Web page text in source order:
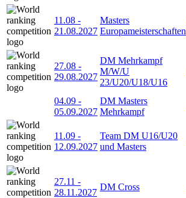
11.08 -
21.08.2027
Masters
Europameisterschaften
27.08 -
29.08.2027
DM Mehrkampf
M/W/U
23/U20/U18/U16
04.09 -
05.09.2027
DM Masters
Mehrkampf
11.09 -
12.09.2027
Team DM U16/U20
und Masters
27.11 -
28.11.2027
DM Cross